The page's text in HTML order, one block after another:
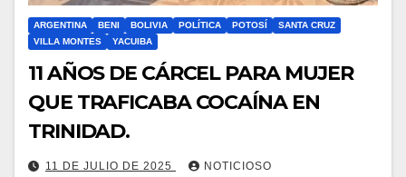
ARGENTINA BENI BOLIVIA POLÍTICA POTOSÍ
SANTA CRUZ
VILLA MONTES
YACUIBA
11 AÑOS DE CÁRCEL PARA MUJER
QUE TRAFICABA COCAÍNA EN
TRINIDAD.
11 DE JULIO DE 2025 NOTICIOSO